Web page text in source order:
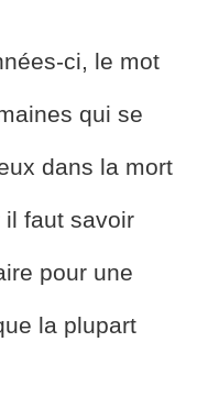
ci, le mot
qui se
dans la mort
faut savoir
pour une
la plupart